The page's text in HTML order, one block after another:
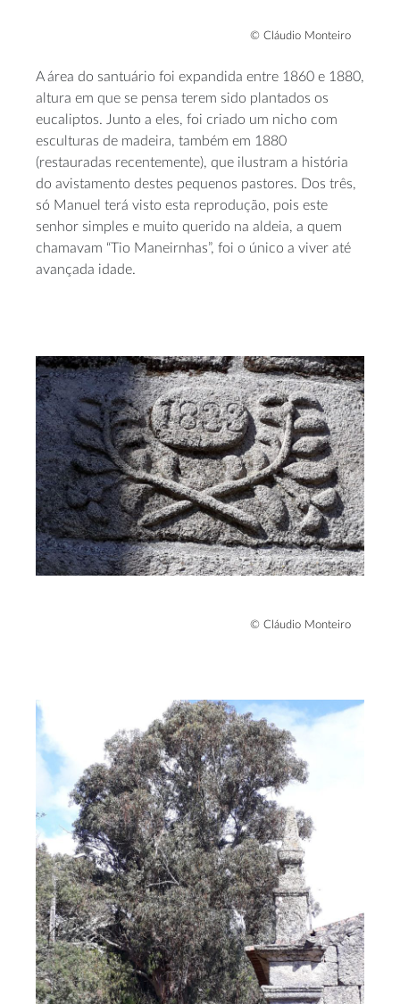
© Cláudio Monteiro
A área do santuário foi expandida entre 1860 e 1880,
altura em que se pensa terem sido plantados os
eucaliptos. Junto a eles, foi criado um nicho com
esculturas de madeira, também em 1880
(restauradas recentemente), que ilustram a história
do avistamento destes pequenos pastores. Dos três,
só Manuel terá visto esta reprodução, pois este
senhor simples e muito querido na aldeia, a quem
chamavam “Tio Maneirnhas”, foi o único a viver até
avançada idade.
© Cláudio Monteiro